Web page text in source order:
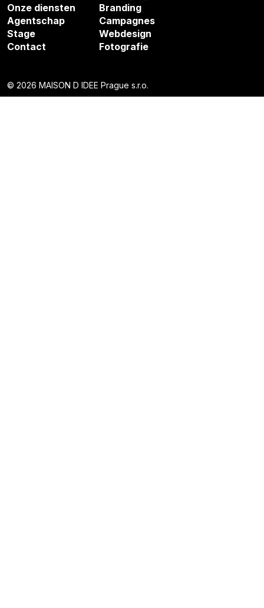
Onze diensten
Agentschap
Stage
Contact
Branding
Campagnes
Webdesign
Fotografie
© 2026 MAISON D IDEE Prague s.r.o.